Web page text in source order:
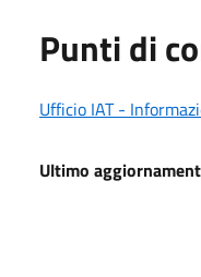
Punti di
Ufficio IAT -
Ultimo